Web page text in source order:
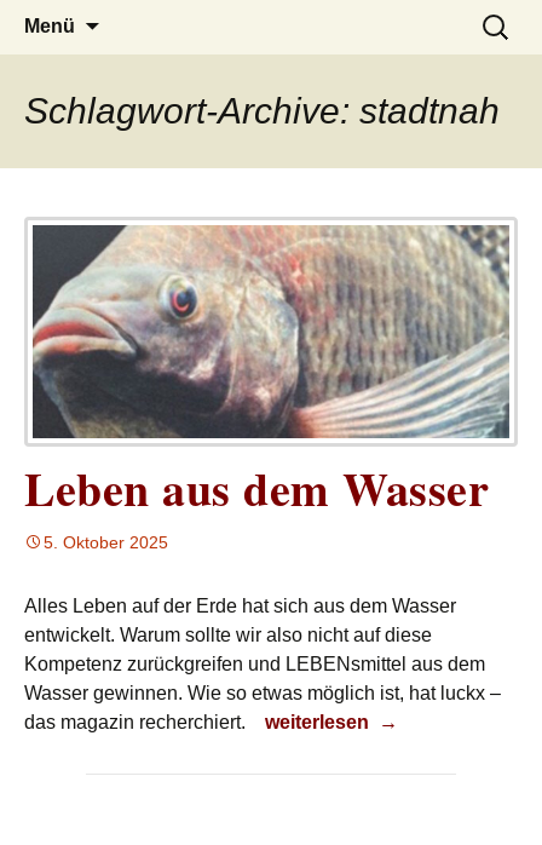
LUCKX
– das Magazin
Menü
Suchen
nach:
Schlagwort-Archive: stadtnah
Leben aus dem Wasser
5. Oktober 2025
Alles Leben auf der Erde hat sich aus dem Wasser
entwickelt. Warum sollte wir also nicht auf diese
Kompetenz zurückgreifen und LEBENsmittel aus dem
Wasser gewinnen. Wie so etwas möglich ist, hat luckx –
das magazin recherchiert.
Leben aus dem Wasser
weiterlesen →